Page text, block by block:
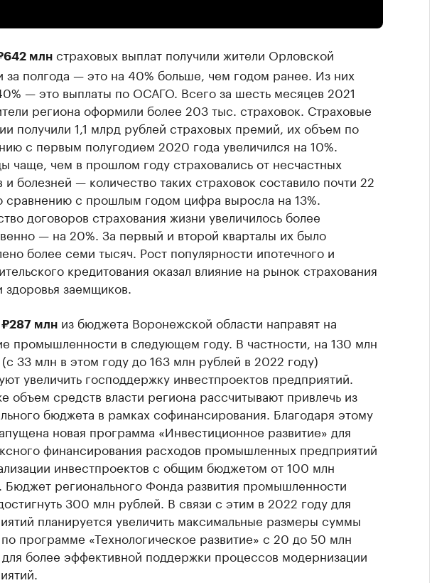
млнстраховых выплат получили жители Орловской
за полгода — это на 40% больше, чем годом ранее. Из них
— это выплаты по ОСАГО. Всего за шесть месяцев 2021
региона оформили более 203 тыс. страховок. Страховые
получили 1,1 млрд рублей страховых премий, их объем по
с первым полугодием 2020 года увеличился на 10%.
чаще, чем в прошлом году страховались от несчастных
и болезней — количество таких страховок составило почти 22
сравнению с прошлым годом цифра выросла на 13%.
договоров страхования жизни увеличилось более
— на 20%. За первый и второй кварталы их было
более семи тысяч. Рост популярности ипотечного и
кредитования оказал влияние на рынок страхования
здоровья заемщиков.
млниз бюджета Воронежской области направят на
промышленности в следующем году. В частности, на 130 млн
33 млн в этом году до 163 млн рублей в 2022 году)
увеличить господдержку инвестпроектов предприятий.
объем средств власти региона рассчитывают привлечь из
бюджета в рамках софинансирования. Благодаря этому
новая программа «Инвестиционное развитие» для
финансирования расходов промышленных предприятий
инвестпроектов с общим бюджетом от 100 млн
Бюджет регионального Фонда развития промышленности
300 млн рублей. В связи с этим в 2022 году для
планируется увеличить максимальные размеры суммы
программе «Технологическое развитие» с 20 до 50 млн
более эффективной поддержки процессов модернизации